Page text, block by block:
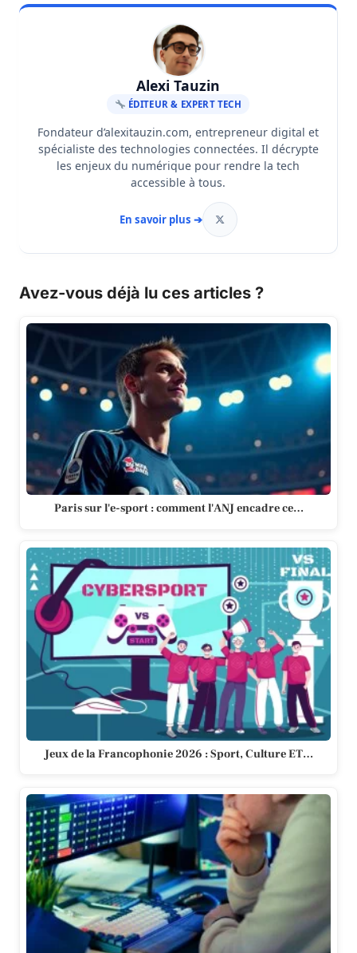
Alexi Tauzin
ÉDITEUR & EXPERT TECH
Fondateur d’alexitauzin.com, entrepreneur digital et
spécialiste des technologies connectées. Il décrypte
les enjeux du numérique pour rendre la tech
accessible à tous.
En savoir plus ➔
Avez-vous déjà lu ces articles ?
Paris sur l'e-sport : comment l'ANJ encadre ce…
Jeux de la Francophonie 2026 : Sport, Culture ET…